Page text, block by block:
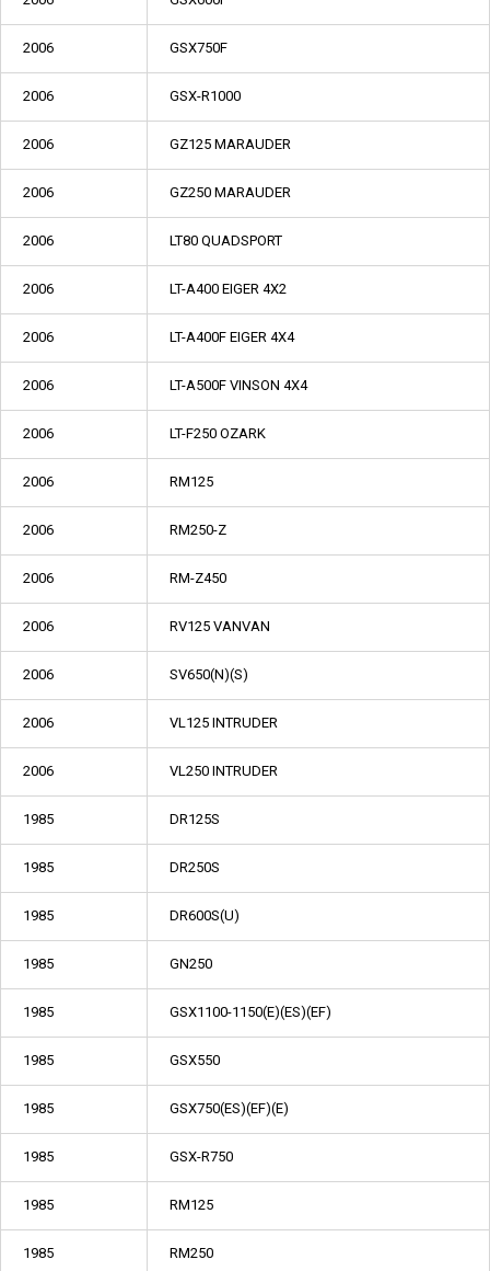
2006 GSX750F
2006 GSX-R1000
2006 GZ125 MARAUDER
2006 GZ250 MARAUDER
2006 LT80 QUADSPORT
2006 LT-A400 EIGER 4X2
2006 LT-A400F EIGER 4X4
2006 LT-A500F VINSON 4X4
2006 LT-F250 OZARK
2006 RM125
2006 RM250-Z
2006 RM-Z450
2006 RV125 VANVAN
2006 SV650(N)(S)
2006 VL125 INTRUDER
2006 VL250 INTRUDER
1985 DR125S
1985 DR250S
1985 DR600S(U)
1985 GN250
1985 GSX1100-1150(E)(ES)(EF)
1985 GSX550
1985 GSX750(ES)(EF)(E)
1985 GSX-R750
1985 RM125
1985 RM250